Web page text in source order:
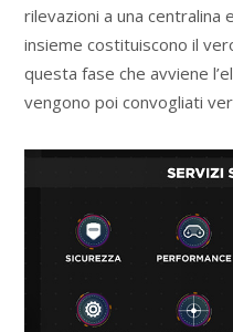
rilevazioni a una centralina
insieme costituiscono il
questa fase che avviene
vengono poi convogliati